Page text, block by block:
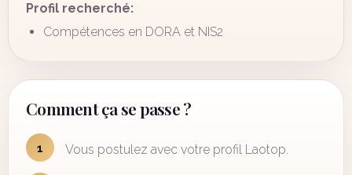
Profil recherché:
Compétences en DORA et NIS2
Comment ça se passe ?
1 Vous postulez avec votre profil Laotop.